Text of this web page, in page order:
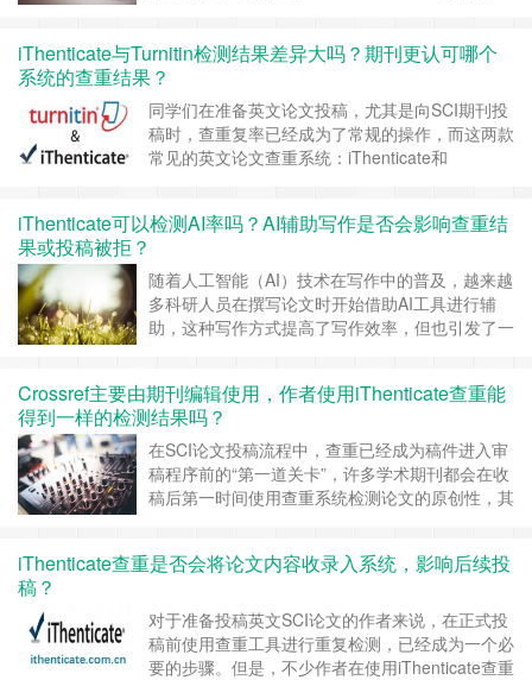
高，进而被期刊拒稿。 一、自我引用是否会被
iThenticate计入重复率？ 先说结论：会计入重
复。 ……继续阅读 »
iThenticate与Turnitin检测结果差异大吗？期刊更认可哪个
系统的查重结果？
同学们在准备英文论文投稿，尤其是向SCI期刊投
稿时，查重复率已经成为了常规的操作，而这两款
常见的英文论文查重系统：iThenticate和
统的结果？ 一、技术背景与适用对象不同 虽然
阅读 »
iThenticate可以检测AI率吗？AI辅助写作是否会影响查重结
果或投稿被拒？
随着人工智能（AI）技术在写作中的普及，越来越
多科研人员在撰写论文时开始借助AI工具进行辅
助，这种写作方式提高了写作效率，但也引发了一
于英文SCI论文作者来说，许多期刊使用的查重工
具就是知名的 iThenticate，这使得“AI率检测”成为
了作者关注的焦点。 ……继续阅读 »
Crossref主要由期刊编辑使用，作者使用iThenticate查重能
得到一样的检测结果吗？
在SCI论文投稿流程中，查重已经成为稿件进入审
稿程序前的“第一道关卡”，许多学术期刊都会在收
稿后第一时间使用查重系统检测论文的原创性，其
很多作者在投稿前会提前查重，以确保重复率符合
是面向期刊……继续阅读 »
iThenticate查重是否会将论文内容收录入系统，影响后续投
稿？
对于准备投稿英文SCI论文的作者来说，在正式投
稿前使用查重工具进行重复检测，已经成为一个必
要的步骤。但是，不少作者在使用iThenticate查重